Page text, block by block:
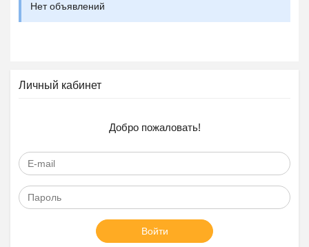
Нет объявлений
Личный кабинет
Добро пожаловать!
Войти